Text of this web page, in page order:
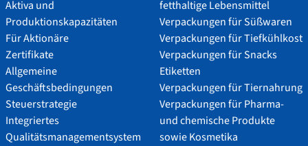
Aktiva und
Produktionskapazitäten
Für Aktionäre
Zertifikate
Allgemeine
Geschäftsbedingungen
Steuerstrategie
Integriertes
Qualitätsmanagementsystem
fetthaltige Lebensmittel
Verpackungen für Süßwaren
Verpackungen für Tiefkühlkost
Verpackungen für Snacks
Etiketten
Verpackungen für Tiernahrung
Verpackungen für Pharma-
und chemische Produkte
sowie Kosmetika